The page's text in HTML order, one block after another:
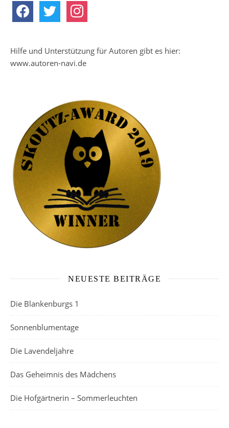
facebook twitter instagram
Hilfe und Unterstützung für Autoren gibt es hier:
www.autoren-navi.de
NEUESTE BEITRÄGE
Die Blankenburgs 1
Sonnenblumentage
Die Lavendeljahre
Das Geheimnis des Mädchens
Die Hofgärtnerin – Sommerleuchten